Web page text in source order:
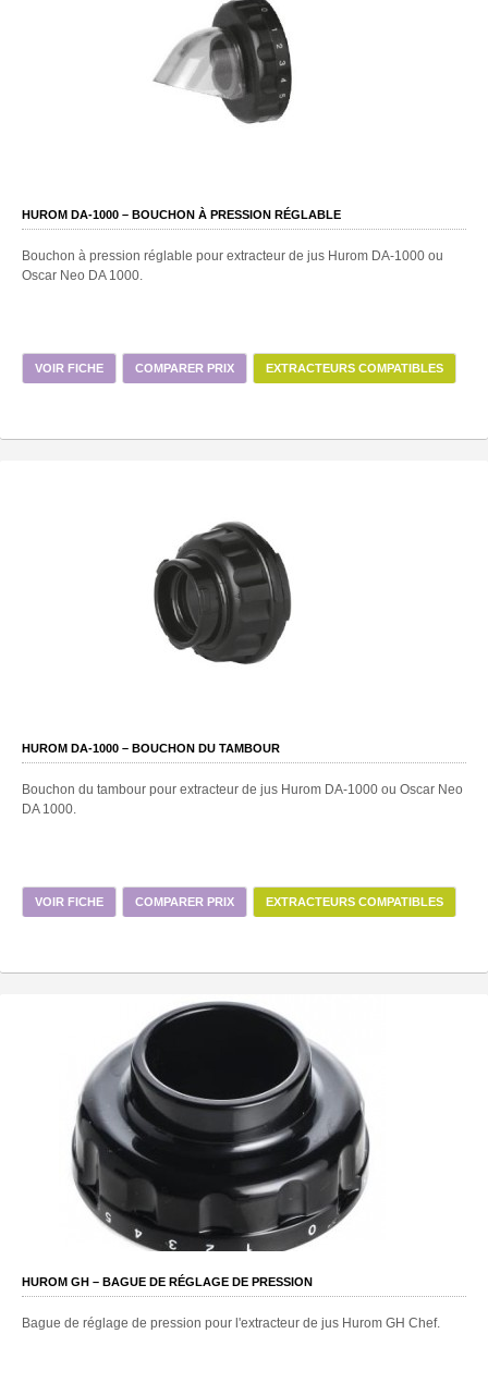
HUROM DA-1000 – BOUCHON À PRESSION RÉGLABLE
Bouchon à pression réglable pour extracteur de jus Hurom DA-1000 ou
Oscar Neo DA 1000.
VOIR FICHE COMPARER PRIX EXTRACTEURS COMPATIBLES
HUROM DA-1000 – BOUCHON DU TAMBOUR
Bouchon du tambour pour extracteur de jus Hurom DA-1000 ou Oscar Neo
DA 1000.
VOIR FICHE COMPARER PRIX EXTRACTEURS COMPATIBLES
HUROM GH – BAGUE DE RÉGLAGE DE PRESSION
Bague de réglage de pression pour l'extracteur de jus Hurom GH Chef.